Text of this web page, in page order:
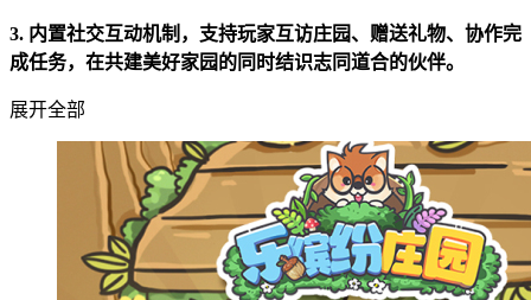
3. 内置社交互动机制，支持玩家互访庄园、赠送礼物、协作完
成任务，在共建美好家园的同时结识志同道合的伙伴。
展开全部